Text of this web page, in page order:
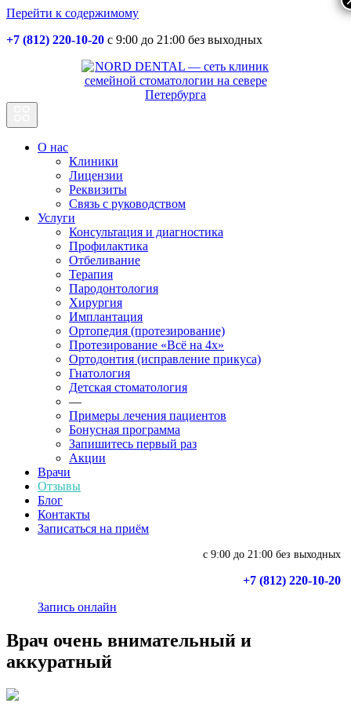
Перейти к содержимому
+7 (812) 220-10-20 с 9:00 до 21:00 без выходных
Основная
навигация
О нас
Клиники
Лицензии
Реквизиты
Связь с руководством
Услуги
Консультация и диагностика
Профилактика
Отбеливание
Терапия
Пародонтология
Хирургия
Имплантация
Ортопедия (протезирование)
Протезирование «Всё на 4х»
Ортодонтия (исправление прикуса)
Гнатология
Детская стоматология
—
Примеры лечения пациентов
Бонусная программа
Запишитесь первый раз
Акции
Врачи
Отзывы
Блог
Контакты
Записаться на приём
с 9:00 до 21:00 без выходных
+7 (812) 220-10-20
Запись онлайн
Врач очень внимательный и
аккуратный